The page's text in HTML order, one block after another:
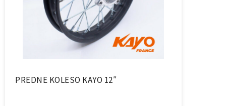
PREDNE KOLESO KAYO 12″